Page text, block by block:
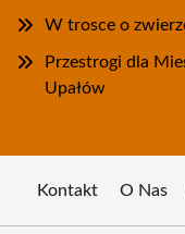
W trosce o
Przestrogi dla
Upałów
Kontakt O Nas